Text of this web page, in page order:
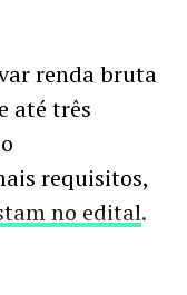
renda bruta
até três
requisitos,
no edital.